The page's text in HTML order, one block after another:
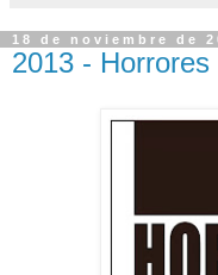
18 de noviembre de
2013 -